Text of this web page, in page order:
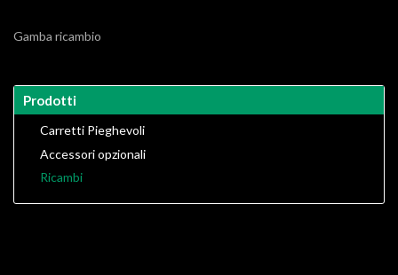
Gamba ricambio
Prodotti
Carretti Pieghevoli
Accessori opzionali
Ricambi